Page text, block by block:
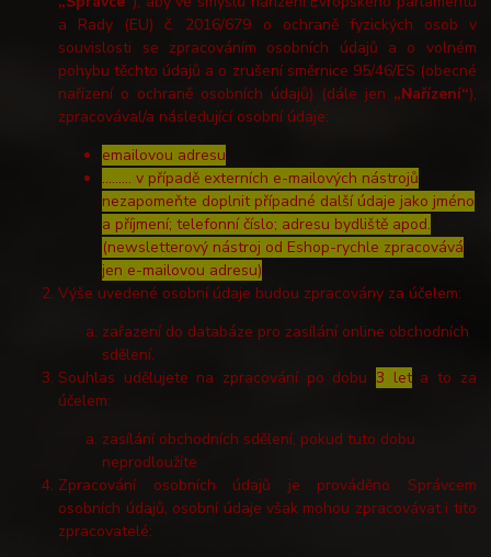
a Rady (EU) č. 2016/679 o ochraně fyzických osob v
souvislosti se zpracováním osobních údajů a o volném
pohybu těchto údajů a o zrušení směrnice 95/46/ES (obecné
nařízení o ochraně osobních údajů) (dále jen „Nařízení“),
zpracovával/a následující osobní údaje:
emailovou adresu
……… v případě externích e-mailových nástrojů
nezapomeňte doplnit případné další údaje jako jméno
a příjmení; telefonní číslo; adresu bydliště apod.
(newsletterový nástroj od Eshop-rychle zpracovává
jen e-mailovou adresu)
Výše uvedené osobní údaje budou zpracovány za účelem:
zařazení do databáze pro zasílání online obchodních
sdělení.
Souhlas udělujete na zpracování po dobu3 leta to za
účelem:
zasílání obchodních sdělení, pokud tuto dobu
neprodloužíte
Zpracování osobních údajů je prováděno Správcem
osobních údajů, osobní údaje však mohou zpracovávat i tito
zpracovatelé: